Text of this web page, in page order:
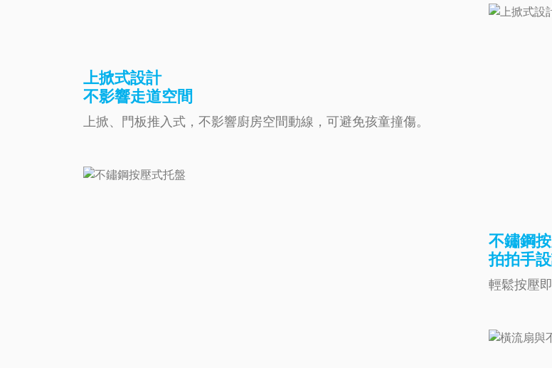
上掀式設計
不影響走道空間
上掀、門板推入式，不影響廚房空間動線，可避免孩童撞傷。
不鏽鋼
拍拍手
輕鬆按壓